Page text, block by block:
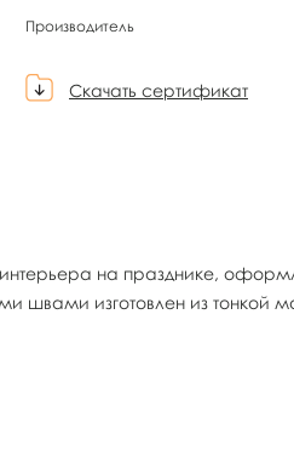
Производитель
Скачать сертификат
на празднике,
швами изготовлен из тонкой